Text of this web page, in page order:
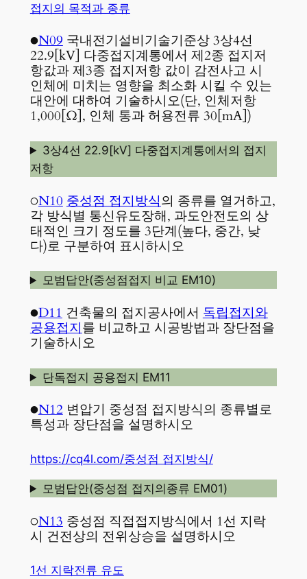
접지의 목적과 종류
●N09국내전기설비기술기준상 3상4선
22.9[kV] 다중접지계통에서 제2종 접지저
항값과 제3종 접지저항 값이 감전사고 시
인체에 미치는 영향을 최소화 시킬 수 있는
대안에 대하여 기술하시오(단, 인체저항
1,000[Ω], 인체 통과 허용전류 30[mA])
3상4선 22.9[kV] 다중접지계통에서의 접지
저항
○N10 중성점 접지방식의 종류를 열거하고,
각 방식별 통신유도장해, 과도안전도의 상
태적인 크기 정도를 3단계(높다, 중간, 낮
다)로 구분하여 표시하시오
모범답안(중성점접지 비교 EM10)
●D11건축물의 접지공사에서독립접지와
공용접지를 비교하고 시공방법과 장단점을
기술하시오
단독접지 공용접지 EM11
●N12변압기 중성점 접지방식의 종류별로
특성과 장단점을 설명하시오
https://cq4l.com/중성점 접지방식/
모범답안(중성점 접지의종류 EM01)
○N13 중성점 직접접지방식에서 1선 지락
시 건전상의 전위상승을 설명하시오
1선 지락전류 유도